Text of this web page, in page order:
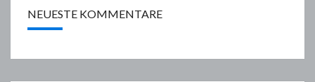
NEUESTE KOMMENTARE